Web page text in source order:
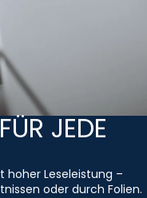
JEDE
hoher Leseleistung –
oder durch Folien.